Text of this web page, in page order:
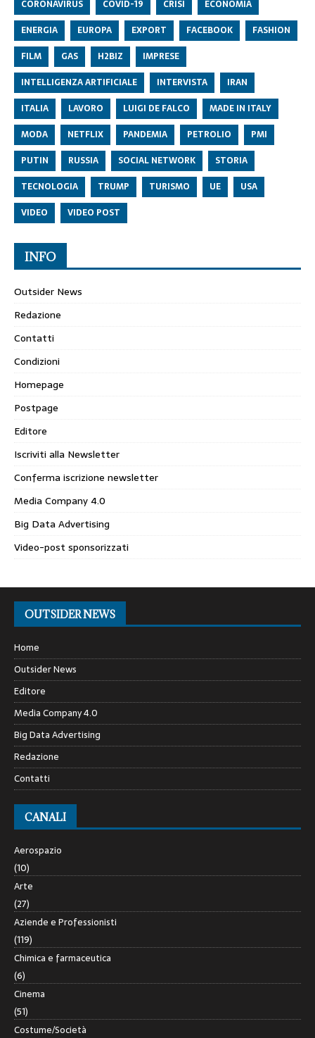
CORONAVIRUS COVID-19 CRISI
ECONOMIA
ENERGIA
EUROPA EXPORT FACEBOOK
FASHION
FILM
GAS H2BIZ
IMPRESE
INTELLIGENZA ARTIFICIALE
INTERVISTA
IRAN
ITALIA
LAVORO LUIGI DE FALCO
MADE IN ITALY
MODA
NETFLIX PANDEMIA PETROLIO
PMI
PUTIN
RUSSIA SOCIAL NETWORK
STORIA
TECNOLOGIA
TRUMP TURISMO UE
USA
VIDEO
VIDEO POST
INFO
Outsider News
Redazione
Contatti
Condizioni
Homepage
Postpage
Editore
Iscriviti alla Newsletter
Conferma iscrizione newsletter
Media Company 4.0
Big Data Advertising
Video-post sponsorizzati
OUTSIDER NEWS
Home
Outsider News
Editore
Media Company 4.0
Big Data Advertising
Redazione
Contatti
CANALI
Aerospazio
(10)
Arte
(27)
Aziende e Professionisti
(119)
Chimica e farmaceutica
(6)
Cinema
(51)
Costume/Società